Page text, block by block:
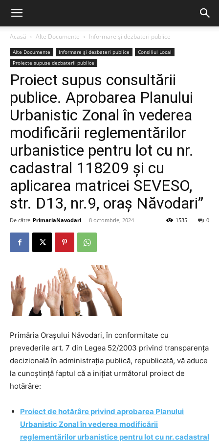
Acasă Alte Documente Informare și dezbateri publice
Alte Documente Informare și dezbateri publice
Consiliul Local
Proiecte supuse dezbaterii publice
Proiect supus consultării
publice. Aprobarea Planului
Urbanistic Zonal în vederea
modificării reglementărilor
urbanistice pentru lot cu nr.
cadastral 118209 și cu
aplicarea matricei SEVESO,
str. D13, nr.9, oraș Năvodari”
De către PrimariaNavodari - 8 octombrie, 2024 0
1535
Primăria Orașului Năvodari, în conformitate cu
prevederile art. 7 din Legea 52/2003 privind transparența
decizională în administrația publică, republicată, vă aduce
la cunoștință faptul că a inițiat următorul proiect de
hotărâre:
Proiect de hotărâre privind aprobarea Planului
Urbanistic Zonal în vederea modificării
reglementărilor urbanistice pentru lot cu nr. cadastral